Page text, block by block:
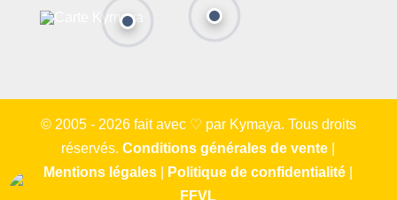
© 2005 - 2026 fait avec ♡ par Kymaya. Tous droits
réservés.Conditions générales de vente
Mentions légales
Politique de confidentialité
FFVL